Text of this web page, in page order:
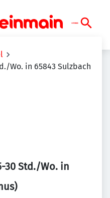
Wo. in 65843 Sulzbach
30 Std./Wo. in